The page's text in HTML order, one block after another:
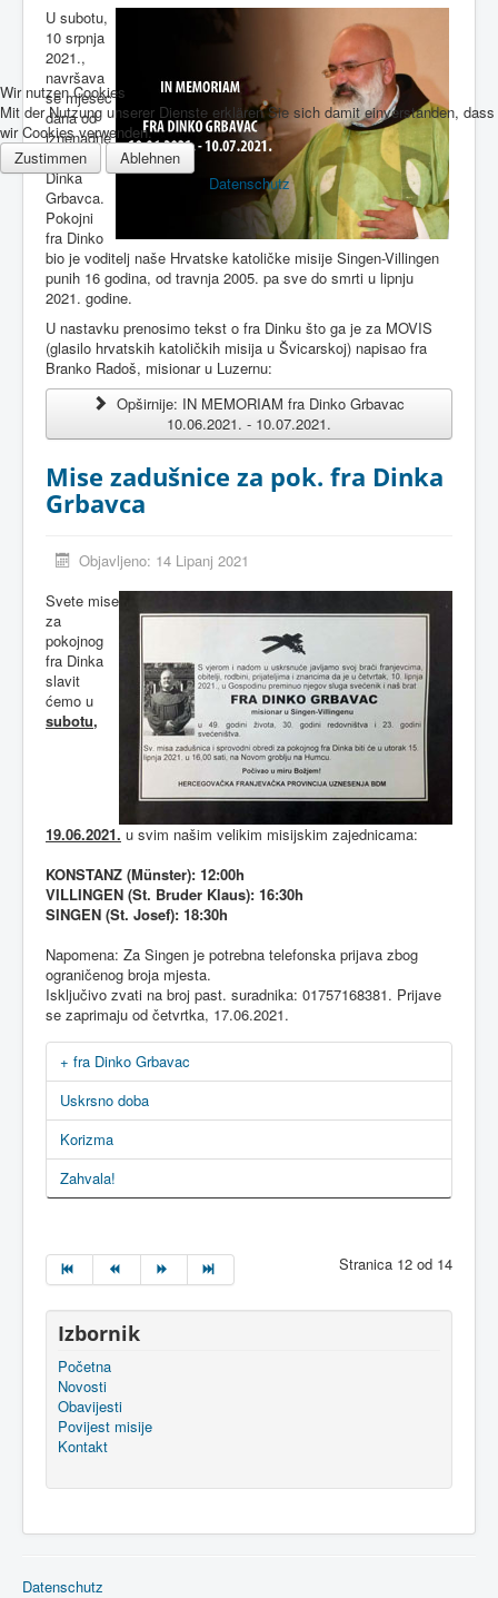
U subotu,
10 srpnja
2021.,
navršava
se mjesec
dana od
iznenadne
smrti fra
Dinka
Grbavca.
Pokojni
fra Dinko
bio je voditelj naše Hrvatske katoličke misije Singen-Villingen
punih 16 godina, od travnja 2005. pa sve do smrti u lipnju
2021. godine.
U nastavku prenosimo tekst o fra Dinku što ga je za MOVIS
(glasilo hrvatskih katoličkih misija u Švicarskoj) napisao fra
Branko Radoš, misionar u Luzernu:
Opširnije: IN MEMORIAM fra Dinko Grbavac
10.06.2021. - 10.07.2021.
Mise zadušnice za pok. fra Dinka
Grbavca
Objavljeno: 14 Lipanj 2021
Svete mise
za
pokojnog
fra Dinka
slavit
ćemo u
subotu,
19.06.2021. u svim našim velikim misijskim zajednicama:
KONSTANZ (Münster): 12:00h
VILLINGEN (St. Bruder Klaus): 16:30h
SINGEN (St. Josef): 18:30h
Napomena: Za Singen je potrebna telefonska prijava zbog
ograničenog broja mjesta.
Isključivo zvati na broj past. suradnika: 01757168381. Prijave
se zaprimaju od četvrtka, 17.06.2021.
+ fra Dinko Grbavac
Uskrsno doba
Korizma
Zahvala!
Stranica 12 od 14
Izbornik
Početna
Novosti
Obavijesti
Povijest misije
Kontakt
Datenschutz
Wir nutzen Cookies
Mit der Nutzung unserer Dienste erklären Sie sich damit einverstanden, dass
wir Cookies verwenden.
Zustimmen
Ablehnen
Datenschutz